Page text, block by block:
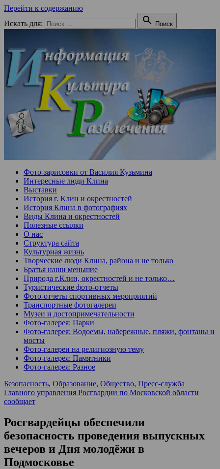
Перейти к содержанию
Искать для:
 Поиск
Фото-зарисовки от Василия Кузьмина
Интересные люди Клина
Выставки
История г. Клин и окрестностей
История Клина в фотографиях
Виды Клина и окрестностей
Полезные ссылки
О нас
Структура сайта
Культурная жизнь
Творческие люди Клина, района и не только
Братья наши меньшие
Природа г.Клин, окрестностей и не только…
Туристические фото-отчеты
Фото-отчеты спортивных мероприятий
Транспортные фотогалереи
Музеи и достопримечательности
Фото-галерея: Парки
Фото-галерея: Водоемы, набережные, пляжи, фонтаны и
мосты
Фото-галереи на религиозную тему
Фото-галерея: Памятники
Фото-галерея: Разное
Безопасность, Образование, Общество, Пресс-служба
Главного управления Росгвардии по Московской области
сообщает
Росгвардейцы обеспечили
безопасность проведения выпускных
вечеров и Дня молодёжи в
Подмосковье